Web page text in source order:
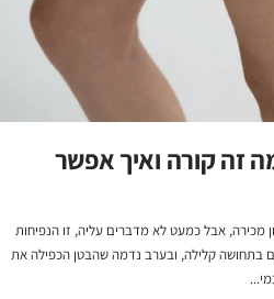
זה קורה ואיך אפשר
אבל כמעט לא מדברים עליה, זו הנפיחות
בתחושה קלילה, ובערב נדמה שהבטן הכפילה את